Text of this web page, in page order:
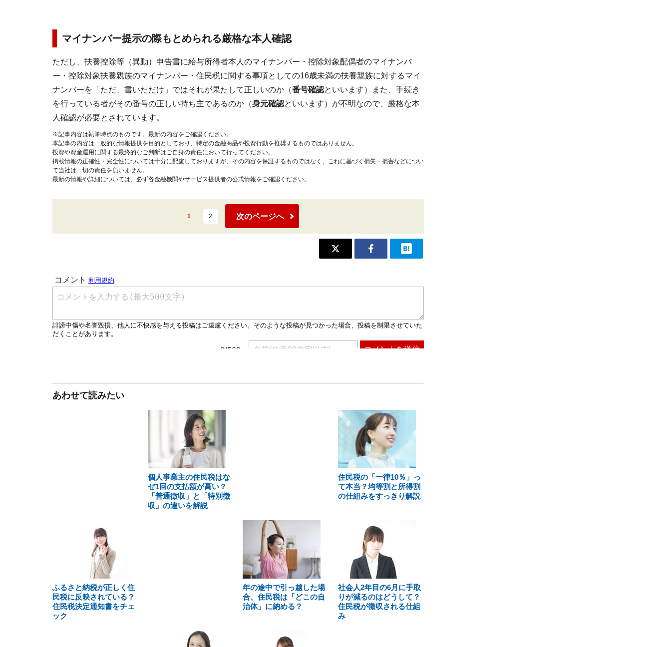
マイナンバー提示の際もとめられる厳格な本人確認
ただし、扶養控除等（異動）申告書に給与所得者本人のマイナンバー・控除対象配偶者のマイナンバ
ー・控除対象扶養親族のマイナンバー・住民税に関する事項としての16歳未満の扶養親族に対するマイ
ナンバーを「ただ、書いただけ」ではそれが果たして正しいのか（番号確認といいます）また、手続き
を行っている者がその番号の正しい持ち主であるのか（身元確認といいます）が不明なので、厳格な本
人確認が必要とされています。
※記事内容は執筆時点のものです。最新の内容をご確認ください。
本記事の内容は一般的な情報提供を目的としており、特定の金融商品や投資行動を推奨するものではありません。
投資や資産運用に関する最終的なご判断はご自身の責任において行ってください。
掲載情報の正確性・完全性については十分に配慮しておりますが、その内容を保証するものではなく、これに基づく損失・損害などについ
て当社は一切の責任を負いません。
最新の情報や詳細については、必ず各金融機関やサービス提供者の公式情報をご確認ください。
1 2 次のページへ
あわせて読みたい
個人事業主の住民税はな
ぜ1回の支払額が高い？
「普通徴収」と「特別徴
収」の違いを解説
住民税の「一律10％」っ
て本当？均等割と所得割
の仕組みをすっきり解説
ふるさと納税が正しく住
民税に反映されている？
住民税決定通知書をチェ
ック
年の途中で引っ越した場
合、住民税は「どこの自
治体」に納める？
社会人2年目の6月に手取
りが減るのはどうして？
住民税が徴収される仕組
み